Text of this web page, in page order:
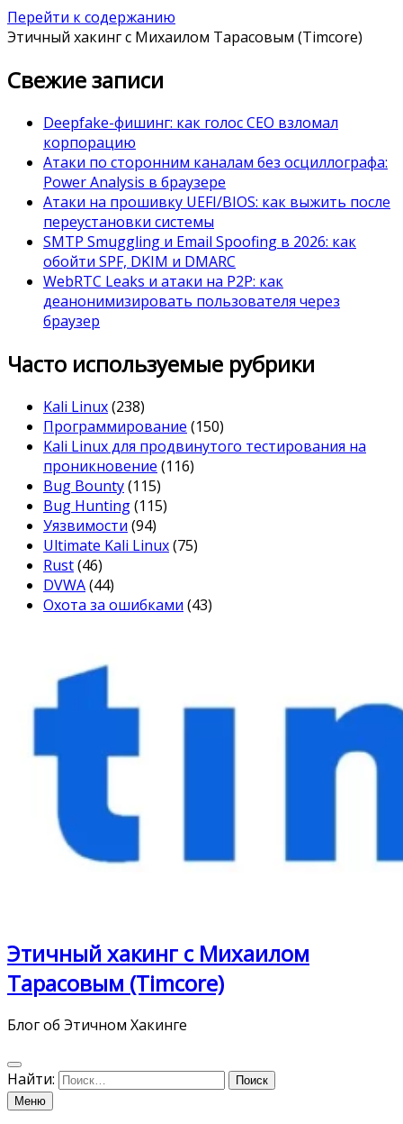
Перейти к содержанию
Этичный хакинг с Михаилом Тарасовым (Timcore)
Свежие записи
Deepfake-фишинг: как голос CEO взломал
корпорацию
Атаки по сторонним каналам без осциллографа:
Power Analysis в браузере
Атаки на прошивку UEFI/BIOS: как выжить после
переустановки системы
SMTP Smuggling и Email Spoofing в 2026: как
обойти SPF, DKIM и DMARC
WebRTC Leaks и атаки на P2P: как
деанонимизировать пользователя через
браузер
Часто используемые рубрики
Kali Linux(238)
Программирование (150)
Kali Linux для продвинутого тестирования на
проникновение (116)
Bug Bounty(115)
Bug Hunting(115)
Уязвимости (94)
Ultimate Kali Linux(75)
Rust(46)
DVWA(44)
Охота за ошибками (43)
Этичный хакинг с Михаилом
Тарасовым (Timcore)
Блог об Этичном Хакинге
Найти:
Меню